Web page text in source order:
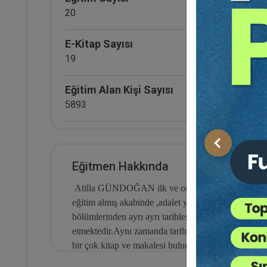
Önceki
20
E-Kitap Sayısı
19
Eğitim Alan Kişi Sayısı
5893
Makale Sayısı
Eğitmen Hakkında
Atilla GÜNDOĞAN ilk ve orta öğretimini Aydın da
eğitim almış akabinde ,adalet yüksek okulunu
bölümlerinden ayrı ayrı tarihlerde mezun
etmektedir.Aynı zamanda tarih lisan eğitimine
bir çok kitap ve makalesi bulunmaktadır.
Türkiye'nin bir çok yerinde aktif olarak İcra